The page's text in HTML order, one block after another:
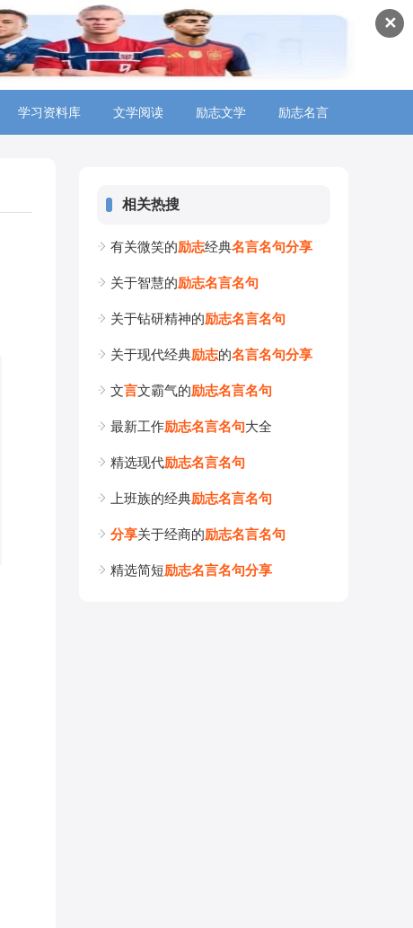
✕
学习资料库 文学阅读 励志文学 励志名言
相关热搜
有关微笑的励志经典名言名句分享
关于智慧的励志名言名句
关于钻研精神的励志名言名句
关于现代经典励志的名言名句分享
文言文霸气的励志名言名句
最新工作励志名言名句大全
精选现代励志名言名句
上班族的经典励志名言名句
分享关于经商的励志名言名句
精选简短励志名言名句分享